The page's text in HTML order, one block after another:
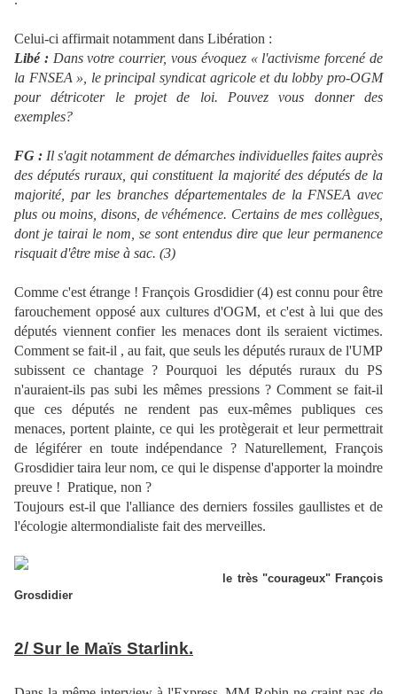
Celui-ci affirmait notamment dans Libération :
Libé :Dans votre courrier, vous évoquez « l'activisme forcené de
la FNSEA », le principal syndicat agricole et du lobby pro-OGM
pour détricoter le projet de loi. Pouvez vous donner des
exemples?
FG : Il s'agit notamment de démarches individuelles faites auprès
des députés ruraux, qui constituent la majorité des députés de la
majorité, par les branches départementales de la FNSEA avec
plus ou moins, disons, de véhémence. Certains de mes collègues,
dont je tairai le nom, se sont entendus dire que leur permanence
risquait d'être mise à sac. (3)
Comme c'est étrange ! François Grosdidier (4) est connu pour être
farouchement opposé aux cultures d'OGM, et c'est à lui que des
députés viennent confier les menaces dont ils seraient victimes.
Comment se fait-il , au fait, que seuls les députés ruraux de l'UMP
subissent ce chantage ? Pourquoi les députés ruraux du PS
n'auraient-ils pas subi les mêmes pressions ? Comment se fait-il
que ces députés ne rendent pas eux-mêmes publiques ces
menaces, portent plainte, ce qui les protègerait et leur permettrait
de légiférer en toute indépendance ? Naturellement, François
Grosdidier taira leur nom, ce qui le dispense d'apporter la moindre
preuve ! Pratique, non ?
Toujours est-il que l'alliance des derniers fossiles gaullistes et de
l'écologie altermondialiste fait des merveilles.
le très "courageux" François
Grosdidier
2/ Sur le Maïs Starlink.